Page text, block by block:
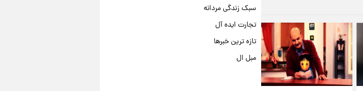
سبک زندگی مردانه
تجارت ایده آل
تازه ترین خبرها
مبل ال